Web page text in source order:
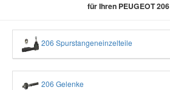
für Ihren PEUGEOT 206
206 Spurstangeneinzelteile
206 Gelenke